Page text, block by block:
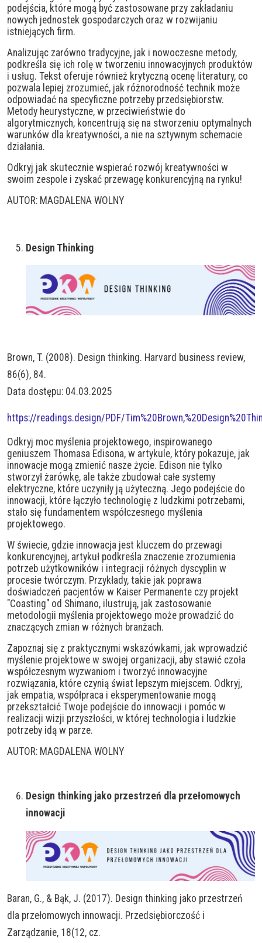
podejścia, które mogą być zastosowane przy zakładaniu
nowych jednostek gospodarczych oraz w rozwijaniu
istniejących firm.
Analizując zarówno tradycyjne, jak i nowoczesne metody,
podkreśla się ich rolę w tworzeniu innowacyjnych produktów
i usług. Tekst oferuje również krytyczną ocenę literatury, co
pozwala lepiej zrozumieć, jak różnorodność technik może
odpowiadać na specyficzne potrzeby przedsiębiorstw.
Metody heurystyczne, w przeciwieństwie do
algorytmicznych, koncentrują się na stworzeniu optymalnych
warunków dla kreatywności, a nie na sztywnym schemacie
działania.
Odkryj jak skutecznie wspierać rozwój kreatywności w
swoim zespole i zyskać przewagę konkurencyjną na rynku!
AUTOR: MAGDALENA WOLNY
Design Thinking
Brown, T. (2008). Design thinking. Harvard business review,
86(6), 84.
Data dostępu: 04.03.2025
https://readings.design/PDF/
Odkryj moc myślenia projektowego, inspirowanego
geniuszem Thomasa Edisona, w artykule, który pokazuje, jak
innowacje mogą zmienić nasze życie. Edison nie tylko
stworzył żarówkę, ale także zbudował całe systemy
elektryczne, które uczyniły ją użyteczną. Jego podejście do
innowacji, które łączyło technologię z ludzkimi potrzebami,
stało się fundamentem współczesnego myślenia
projektowego.
W świecie, gdzie innowacja jest kluczem do przewagi
konkurencyjnej, artykuł podkreśla znaczenie zrozumienia
potrzeb użytkowników i integracji różnych dyscyplin w
procesie twórczym. Przykłady, takie jak poprawa
doświadczeń pacjentów w Kaiser Permanente czy projekt
"Coasting" od Shimano, ilustrują, jak zastosowanie
metodologii myślenia projektowego może prowadzić do
znaczących zmian w różnych branżach.
Zapoznaj się z praktycznymi wskazówkami, jak wprowadzić
myślenie projektowe w swojej organizacji, aby stawić czoła
współczesnym wyzwaniom i tworzyć innowacyjne
rozwiązania, które czynią świat lepszym miejscem. Odkryj,
jak empatia, współpraca i eksperymentowanie mogą
przekształcić Twoje podejście do innowacji i pomóc w
realizacji wizji przyszłości, w której technologia i ludzkie
potrzeby idą w parze.
AUTOR: MAGDALENA WOLNY
Design thinking jako przestrzeń dla przełomowych
innowacji
Baran, G., & Bąk, J. (2017). Design thinking jako przestrzeń
dla przełomowych innowacji. Przedsiębiorczość i
Zarządzanie, 18(12, cz.